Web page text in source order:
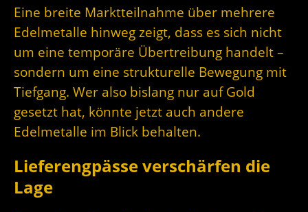
Eine breite Marktteilnahme über mehrere
Edelmetalle hinweg zeigt, dass es sich nicht
um eine temporäre Übertreibung handelt –
sondern um eine strukturelle Bewegung mit
Tiefgang. Wer also bislang nur auf Gold
gesetzt hat, könnte jetzt auch andere
Edelmetalle im Blick behalten.
Lieferengpässe verschärfen die
Lage